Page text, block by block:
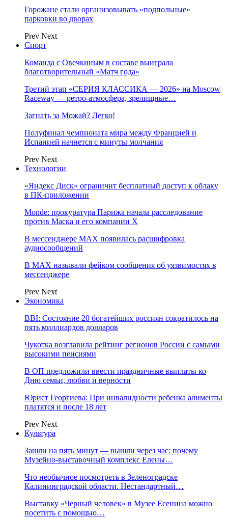
Горожане стали организовывать «подпольные»
парковки во дворах
Prev Next
Спорт
Команда с Овечкиным в составе выиграла
благотворительный «Матч года»
Третий этап «СЕРИЯ КЛАССИКА — 2026» на Moscow
Raceway — ретро‑атмосфера, зрелищные…
Загнать за Можай? Легко!
Полуфинал чемпионата мира между Францией и
Испанией начнется с минуты молчания
Prev Next
Технологии
«Яндекс Диск» ограничит бесплатный доступ к облаку
в ПК-приложении
Monde: прокуратура Парижа начала расследование
против Маска и его компании X
В мессенджере MAX появилась расшифровка
аудиосообщений
В МAX называли фейком сообщения об уязвимостях в
мессенджере
Prev Next
Экономика
BBI: Состояние 20 богатейших россиян сократилось на
пять миллиардов долларов
Чукотка возглавила рейтинг регионов России с самыми
высокими пенсиями
В ОП предложили ввести праздничные выплаты ко
Дню семьи, любви и верности
Юрист Георгиева: При инвалидности ребенка алименты
платятся и после 18 лет
Prev Next
Культура
Зашли на пять минут — вышли через час: почему
Музейно-выставочный комплекс Елены…
Что необычное посмотреть в Зеленоградске
Калининградской области. Нестандартный…
Выставку «Черный человек» в Музее Есенина можно
посетить с помощью…